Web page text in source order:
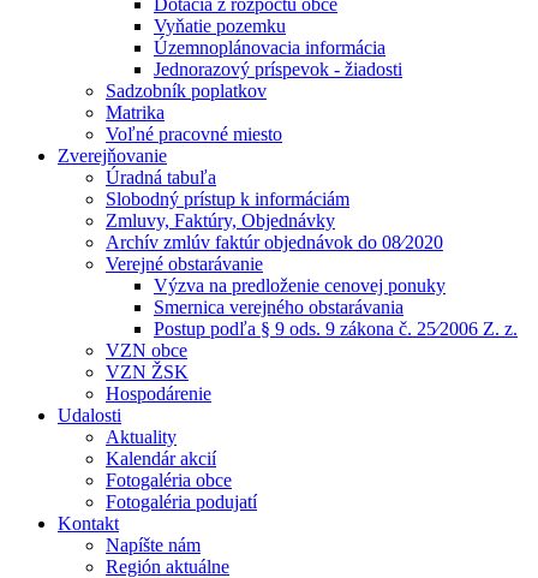
Dotácia z rozpočtu obce
Vyňatie pozemku
Územnoplánovacia informácia
Jednorazový príspevok - žiadosti
Sadzobník poplatkov
Matrika
Voľné pracovné miesto
Zverejňovanie
Úradná tabuľa
Slobodný prístup k informáciám
Zmluvy, Faktúry, Objednávky
Archív zmlúv faktúr objednávok do 08⁄2020
Verejné obstarávanie
Výzva na predloženie cenovej ponuky
Smernica verejného obstarávania
Postup podľa § 9 ods. 9 zákona č. 25⁄2006 Z. z.
VZN obce
VZN ŽSK
Hospodárenie
Udalosti
Aktuality
Kalendár akcií
Fotogaléria obce
Fotogaléria podujatí
Kontakt
Napíšte nám
Región aktuálne